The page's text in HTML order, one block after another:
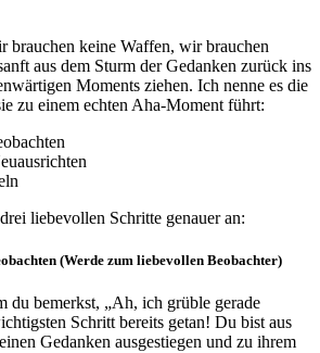
brauchen keine Waffen, wir brauchen
aus dem Sturm der Gedanken zurück ins
Moments ziehen. Ich nenne es die
zu einem echten Aha-Moment führt:
liebevollen Schritte genauer an:
(Werde zum liebevollen Beobachter)
du bemerkst, „Ah, ich grüble gerade
Schritt bereits getan! Du bist aus
Gedanken ausgestiegen und zu ihrem